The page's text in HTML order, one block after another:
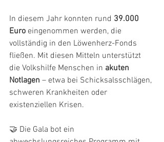
In diesem Jahr konnten rund 39.000
Euro eingenommen werden, die
vollständig in den Löwenherz-Fonds
fließen. Mit diesen Mitteln unterstützt
die Volkshilfe Menschen in akuten
Notlagen – etwa bei Schicksalsschlägen,
schweren Krankheiten oder
existenziellen Krisen.
🤝 Die Gala bot ein